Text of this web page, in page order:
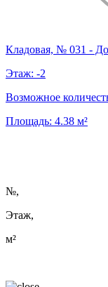
Кладовая, № 031 -
Этаж: -2
Возможное
Площадь: 4.38 м²
№,
Этаж,
м²